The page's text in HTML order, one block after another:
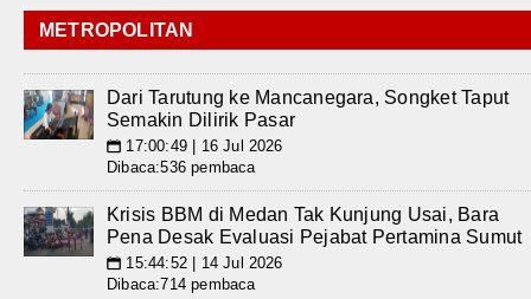
METROPOLITAN
Dari Tarutung ke Mancanegara, Songket Taput
Semakin Dilirik Pasar
📅 17:00:49 | 16 Jul 2026
Dibaca:536 pembaca
Krisis BBM di Medan Tak Kunjung Usai, Bara
Pena Desak Evaluasi Pejabat Pertamina Sumut
📅 15:44:52 | 14 Jul 2026
Dibaca:714 pembaca